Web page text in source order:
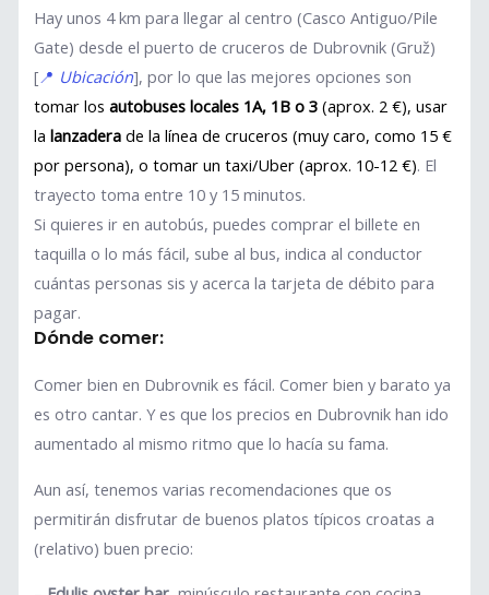
Hay unos 4 km para llegar al centro (Casco Antiguo/Pile
Gate) desde el puerto de cruceros de Dubrovnik (Gruž)
[📍 Ubicación], por lo que las mejores opciones son
tomar losautobuses locales 1A, 1B o 3 (aprox. 2 €), usar
lalanzadera de la línea de cruceros (muy caro, como 15 €
por persona), o tomar un taxi/Uber (aprox. 10-12 €). El
trayecto toma entre 10 y 15 minutos.
Si quieres ir en autobús, puedes comprar el billete en
taquilla o lo más fácil, sube al bus, indica al conductor
cuántas personas sis y acerca la tarjeta de débito para
pagar.
Dónde comer:
Comer bien en Dubrovnik es fácil. Comer bien y barato ya
es otro cantar. Y es que los precios en Dubrovnik han ido
aumentado al mismo ritmo que lo hacía su fama.
Aun así, tenemos varias recomendaciones que os
permitirán disfrutar de buenos platos típicos croatas a
(relativo) buen precio: